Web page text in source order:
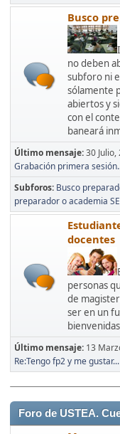
Busco
no deben
subforo ni
sólamente
abiertos y
con el
baneará
Último mensaje:30
Grabación primera
Subforos Busco
preparador o academia
docentes
personas
de
ser en un
Último mensaje: 13
Re:Tengo fp2 y me gustar...
Foro de USTEA.